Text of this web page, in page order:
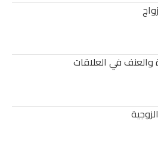
والعنف في العلاقات